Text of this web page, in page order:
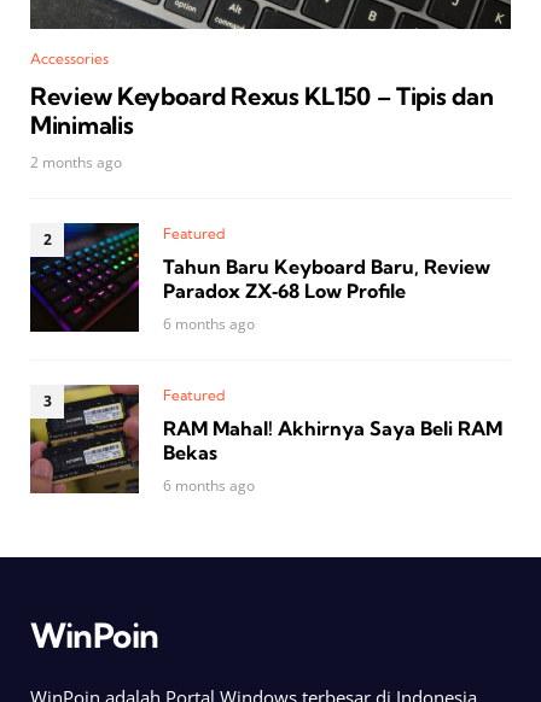
Accessories
Review Keyboard Rexus KL150 – Tipis dan
Minimalis
2 months ago
Featured
Tahun Baru Keyboard Baru, Review
Paradox ZX‑68 Low Profile
6 months ago
Featured
RAM Mahal! Akhirnya Saya Beli RAM
Bekas
6 months ago
WinPoin